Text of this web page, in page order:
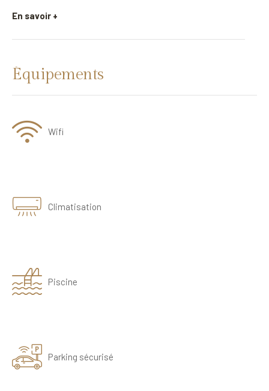
En savoir +
Équipements
Wifi
Climatisation
Piscine
Parking sécurisé